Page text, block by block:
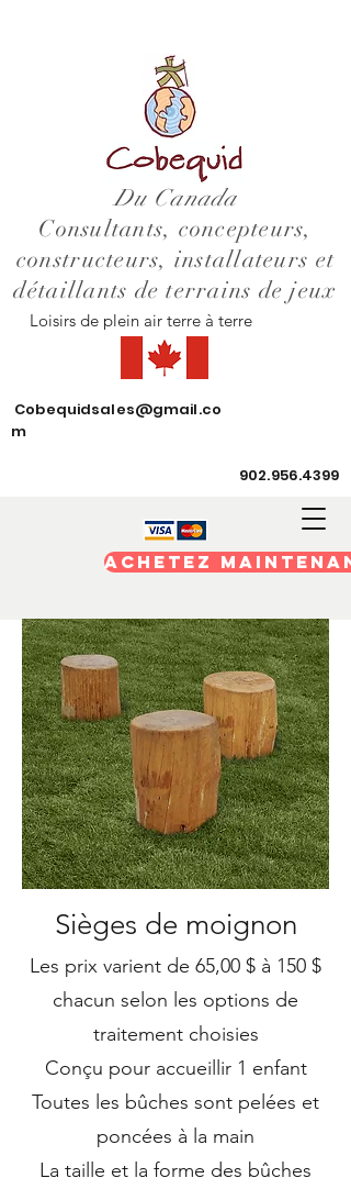
Achetez
Du Canada
Consultants, concepteurs,
constructeurs, installateurs et
détaillants de terrains de jeux
Loisirs de plein air terre à terre
902.956.4399
Cobequidsales@gmail.co
m
Sièges de moignon
Les prix varient de 65,00 $ à 150 $
chacun selon les options de
traitement choisies
Conçu pour accueillir 1 enfant
Toutes les bûches sont pelées et
poncées à la main
La taille et la forme des bûches